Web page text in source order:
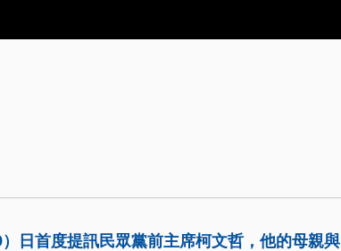
日首度提訊民眾黨前主席柯文哲，他的母親與